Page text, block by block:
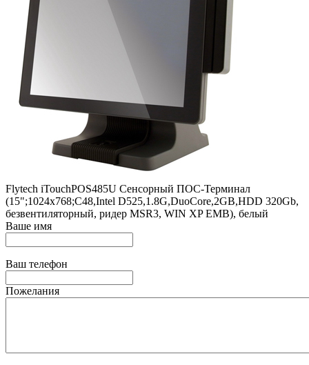
Flytech iTouchPOS485U Сенсорный ПОС-Терминал
(15";1024х768;C48,Intel D525,1.8G,DuoCore,2GB,HDD 320Gb,
безвентиляторный, ридер MSR3, WIN XP EMB), белый
Ваше имя
Ваш телефон
Пожелания